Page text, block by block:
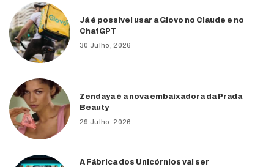
Já é possível usar a Glovo no Claude e no
ChatGPT
30 Julho, 2026
Zendaya é a nova embaixadora da Prada
Beauty
29 Julho, 2026
A Fábrica dos Unicórnios vai ser